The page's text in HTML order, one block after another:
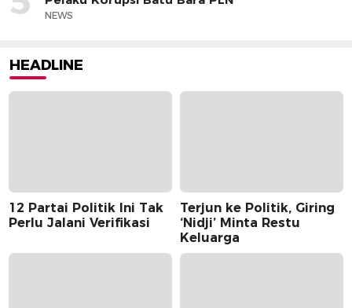
NEWS
HEADLINE
12 Partai Politik Ini Tak
Perlu Jalani Verifikasi
Terjun ke Politik, Giring
‘Nidji’ Minta Restu
Keluarga